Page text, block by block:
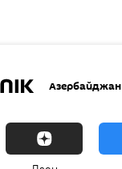
Азербайджан